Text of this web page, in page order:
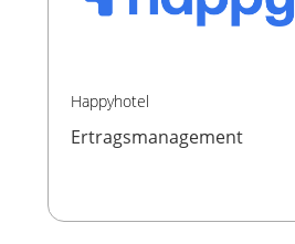
Happyhotel
Ertragsmanagement